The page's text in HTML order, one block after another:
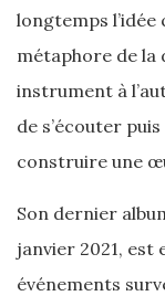
longtemps l’idée
métaphore de la
instrument à
de s’écouter
construire une
Son dernier
janvier 2021, est
événements